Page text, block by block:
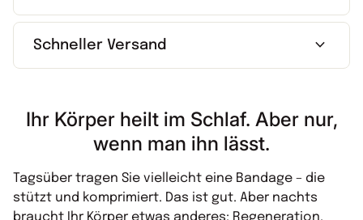
Schneller Versand expand_more
Ihr Körper heilt im Schlaf. Aber nur,
wenn man ihn lässt.
Tagsüber tragen Sie vielleicht eine Bandage – die
stützt und komprimiert. Das ist gut. Aber nachts
braucht Ihr Körper etwas anderes: Regeneration.